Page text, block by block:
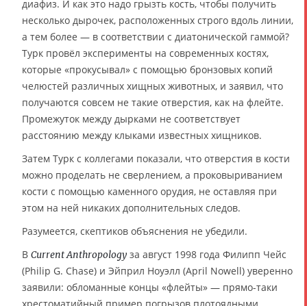
диафиз. И как это надо грызть кость, чтобы получить
несколько дырочек, расположенных строго вдоль линии,
а тем более — в соответствии с диатонической гаммой?
Турк провёл эксперименты на современных костях,
которые «прокусывал» с помощью бронзовых копий
челюстей различных хищных животных, и заявил, что
получаются совсем не такие отверстия, как на флейте.
Промежуток между дырками не соответствует
расстоянию между клыками известных хищников.
Затем Турк с коллегами показали, что отверстия в кости
можно проделать не сверлением, а проковыриванием
кости с помощью каменного орудия, не оставляя при
этом на ней никаких дополнительных следов.
Разумеется, скептиков объяснения не убедили.
В Current Anthropology за август 1998 года Филипп Чейс
(Philip G. Chase) и Эйприл Ноуэлл (April Nowell) уверенно
заявили: обломанные концы «флейты» — прямо-таки